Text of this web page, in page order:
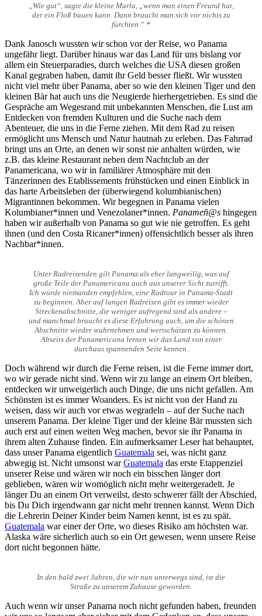
„Wie gut“, sagte die kleine Marla, „wenn man einen Freund hat,
der ein Floß bauen kann. Dann braucht man sich vor nichts zu
fürchten.“ *
Dank Janosch wussten wir schon vor der Reise, wo Panama
ungefähr liegt. Darüber hinaus war das Land für uns bislang vor
allem ein Steuerparadies, durch welches die USA diesen großen
Kanal gegraben haben, damit ihr Geld besser fließt. Wir wussten
nicht viel mehr über Panama, aber so wie den kleinen Tiger und den
kleinen Bär hat auch uns die Neugierde hierhergetrieben. Es sind die
Gespräche am Wegesrand mit unbekannten Menschen, die Lust am
Entdecken von fremden Kulturen und die Suche nach dem
Abenteuer, die uns in die Ferne ziehen. Mit dem Rad zu reisen
ermöglicht uns Mensch und Natur hautnah zu erleben. Das Fahrrad
bringt uns an Orte, an denen wir sonst nie anhalten würden, wie
z.B. das kleine Restaurant neben dem Nachtclub an der
Panamericana, wo wir in familiärer Atmosphäre mit den
Tänzerinnen des Etablissements frühstücken und einen Einblick in
das harte Arbeitsleben der (überwiegend kolumbianischen)
Migrantinnen bekommen. Wir begegnen in Panama vielen
Kolumbianer*innen und Venezolaner*innen. Panameñ@s hingegen
haben wir außerhalb von Panama so gut wie nie getroffen. Es geht
ihnen (und den Costa Ricaner*innen) offensichtlich besser als ihren
Nachbar*innen.
Unter Radreisenden gilt Panama als eher langweilig, was auf
große Teile der Panamericana auch aus unserer Sicht zutrifft.
Ich würde niemanden empfehlen, eine Radtour in Panama-Stadt
zu beginnen. Aber auf langen Radreisen gibt es immer wieder
Streckenabschnitte, die weniger aufregend sind als andere –
und manchmal braucht es diese Erfahrung auch, um die schönen
Abschnitte wieder wahrnehmen und wertschätzen zu können.
Abseits der Panamericana lernen wir das Land von einer
durchaus spannenden Seite kennen.
Doch während wir durch die Ferne reisen, ist die Ferne immer dort,
wo wir gerade nicht sind. Wenn wir zu lange an einem Ort bleiben,
entdecken wir unweigerlich auch Dinge, die uns nicht gefallen. Am
Schönsten ist es immer Woanders. Es ist nicht von der Hand zu
weisen, dass wir auch vor etwas wegradeln – auf der Suche nach
unserem Panama. Der kleine Tiger und der kleine Bär mussten sich
auch erst auf einen weiten Weg machen, bevor sie ihr Panama in
ihrem alten Zuhause finden. Ein aufmerksamer Leser hat behauptet,
dass unser Panama eigentlich Guatemala sei, was nicht ganz
abwegig ist. Nicht umsonst warGuatemala das erste Etappenziel
unserer Reise und wären wir noch ein bisschen länger dort
geblieben, wären wir womöglich nicht mehr weitergeradelt. Je
länger Du an einem Ort verweilst, desto schwerer fällt der Abschied,
bis Du Dich irgendwann gar nicht mehr trennen kannst. Wenn Dich
die Lehrerin Deiner Kinder beim Namen kennt, ist es zu spät.
Guatemala war einer der Orte, wo dieses Risiko am höchsten war.
Alaska wäre sicherlich auch so ein Ort gewesen, wenn unsere Reise
dort nicht begonnen hätte.
In den bald zwei Jahren, die wir nun unterwegs sind, ist die
Straße zu unserem Zuhause geworden.
Auch wenn wir unser Panama noch nicht gefunden haben, freunden